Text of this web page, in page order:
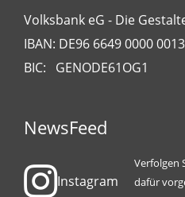
Volksbank eG - Die
IBAN: DE96 6649 0000
BIC: GENODE61OG1
NewsFeed
Instagram
Verfolgen
dafür